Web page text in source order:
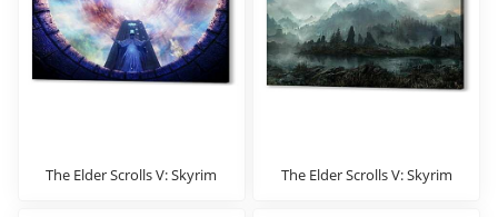
The Elder Scrolls V: Skyrim The Elder Scrolls V: Skyrim